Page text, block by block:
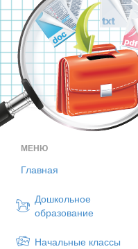
МЕНЮ
Главная
Дошкольное
образование
Начальные классы